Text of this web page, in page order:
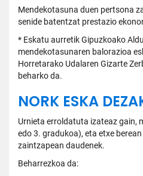
Mendekotasuna duen pertsona
senide batentzat prestazio
* Eskatu aurretik Gipuzkoako
mendekotasunaren balorazioa
Horretarako Udalaren Gizarte
beharko da.
NORK ESKA
Urnieta erroldatuta izateaz gain,
edo 3. gradukoa), eta etxe
zaintzapean daudenek.
Beharrezkoa da: